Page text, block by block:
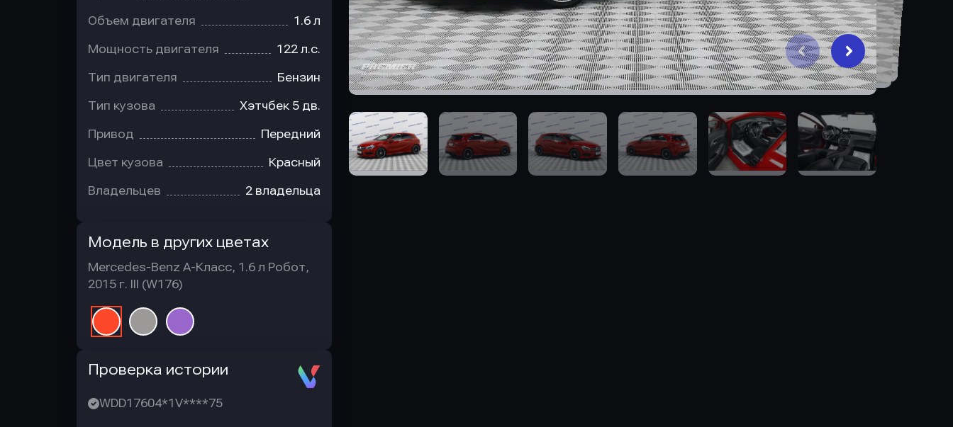
Объем двигателя 1.6 л
Мощность двигателя 122 л.с.
Тип двигателя Бензин
Тип кузова Хэтчбек 5 дв.
Привод Передний
Цвет кузова Красный
Владельцев 2 владельца
Модель в других цветах
Mercedes-Benz A-Класс, 1.6 л Робот,
2015 г. III (W176)
Проверка истории
WDD17604*1V****75